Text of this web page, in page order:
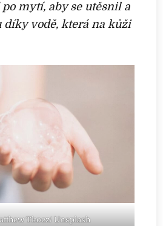
mytí, aby se utěsnil a
díky vodě, která na kůži
Tkocz/ Unsplash